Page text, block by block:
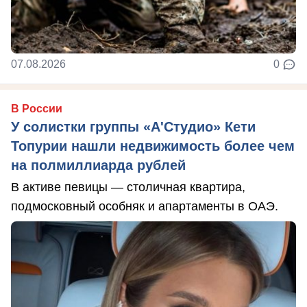
07.08.2026 0
В России
У солистки группы «А'Студио» Кети
Топурии нашли недвижимость более чем
на полмиллиарда рублей
В активе певицы — столичная квартира,
подмосковный особняк и апартаменты в ОАЭ.